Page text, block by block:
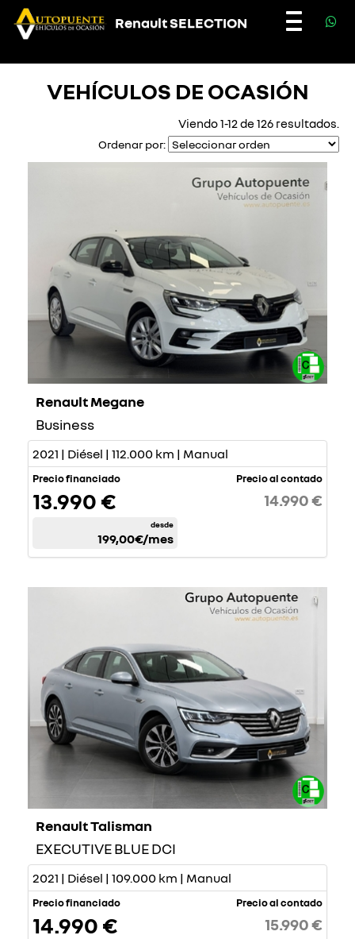
Renault SELECTION
Toggle
VEHÍCULOS DE OCASIÓN
Viendo 1-12 de 126 resultados.
Ordenar por:
Renault Megane
Business
2021 | Diésel | 112.000 km | Manual
Precio financiado
13.990 €
desde
199,00€/mes
Precio al contado
14.990 €
Renault Talisman
EXECUTIVE BLUE DCI
2021 | Diésel | 109.000 km | Manual
Precio financiado
14.990 €
Precio al contado
15.990 €